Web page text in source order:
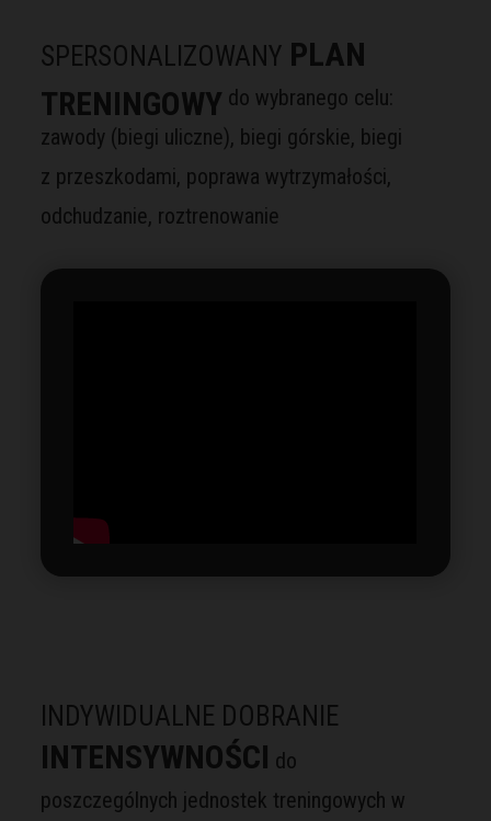
SPERSONALIZOWANY PLAN
TRENINGOWY do wybranego celu:
zawody (biegi uliczne), biegi górskie, biegi
z przeszkodami, poprawa wytrzymałości,
odchudzanie, roztrenowanie
INDYWIDUALNE DOBRANIE
INTENSYWNOŚCI do
poszczególnych jednostek treningowych w